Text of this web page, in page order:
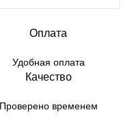
Оплата
Удобная оплата
Качество
Проверено временем